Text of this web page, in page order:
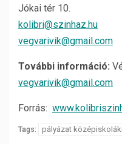
Jókai tér 10.
kolibri@szinhaz.hu
vegvarivik@gmail.com
További információ:
vegvarivik@gmail.com
Forrás:
Tags: pályázat